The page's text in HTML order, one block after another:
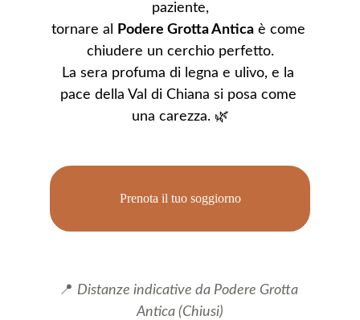
paziente,
tornare al
Podere Grotta Antica è come
chiudere un cerchio perfetto.
La sera profuma di legna e ulivo, e la
pace della Val di Chiana si posa come
una carezza. 🌿
Prenota il tuo soggiorno
📍 Distanze indicative da Podere Grotta
Antica (Chiusi)